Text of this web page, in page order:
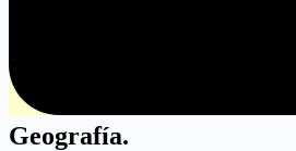
Geografía.